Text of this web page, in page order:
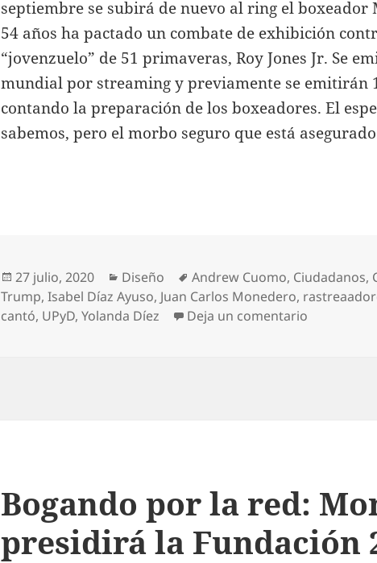
septiembre se subirá de nuevo al ring el boxeador
54 años ha pactado un combate de exhibición
“jovenzuelo” de 51 primaveras, Roy Jones Jr. Se
mundial por streaming y previamente se emitirán
contando la preparación de los boxeadores. El
sabemos, pero el morbo seguro que está
Publicado
el
27 julio, 2020 Categorías
Diseño Etiquetas
Andrew Cuomo, Ciudadanos,
Trump,Isabel Díaz Ayuso, Juan Carlos Monedero,
cantó, UPyD,Yolanda Díez Deja un comentario
Bogando por la red:
presidirá la Fundación